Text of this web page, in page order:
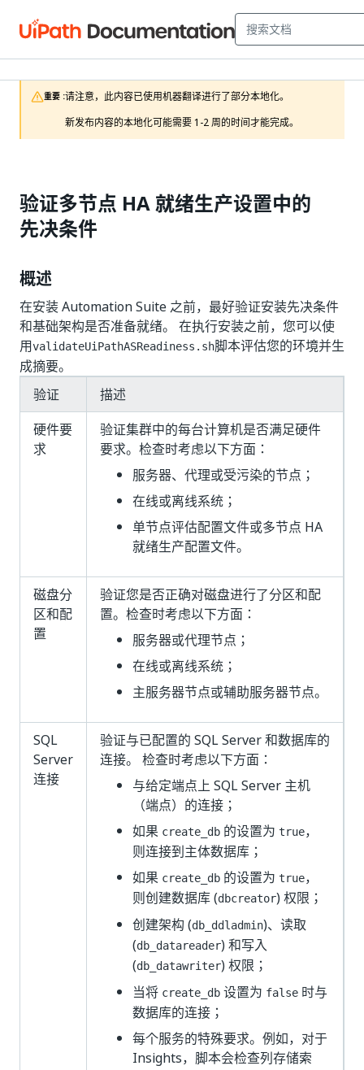
重要 :请注意，此内容已使用机器翻译进行了部分本地化。
新发布内容的本地化可能需要 1-2 周的时间才能完成。
验证多节点 HA 就绪生产设置中的
先决条件
概述
在安装 Automation Suite 之前，最好验证安装先决条件
和基础架构是否准备就绪。 在执行安装之前，您可以使
用validateUiPathASReadiness.sh脚本评估您的环境并生
成摘要。
验证
描述
硬件要
求
验证集群中的每台计算机是否满足硬件
要求。检查时考虑以下方面：
服务器、代理或受污染的节点；
在线或离线系统；
单节点评估配置文件或多节点 HA
就绪生产配置文件。
磁盘分
区和配
置
验证您是否正确对磁盘进行了分区和配
置。检查时考虑以下方面：
服务器或代理节点；
在线或离线系统；
主服务器节点或辅助服务器节点。
SQL
Server
连接
验证与已配置的 SQL Server 和数据库的
连接。 检查时考虑以下方面：
与给定端点上 SQL Server 主机
（端点）的连接；
如果 create_db 的设置为 true，
则连接到主体数据库；
如果 create_db 的设置为 true，
则创建数据库 (dbcreator) 权限；
创建架构 (db_ddladmin)、读取
(db_datareader) 和写入
(db_datawriter) 权限；
当将 create_db 设置为 false 时与
数据库的连接；
每个服务的特殊要求。例如，对于
Insights，脚本会检查列存储索